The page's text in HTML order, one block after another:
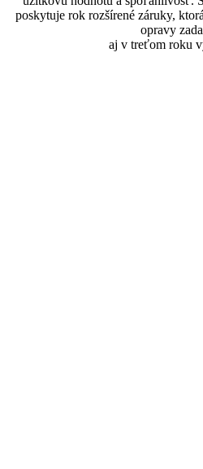
poskytuje rok rozšírené záruky,
opravy
aj v treťom roku